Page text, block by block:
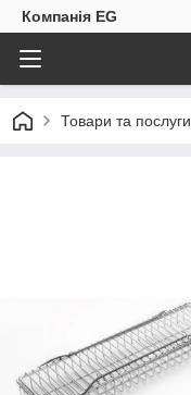
Компанія EG
Товари та послуги